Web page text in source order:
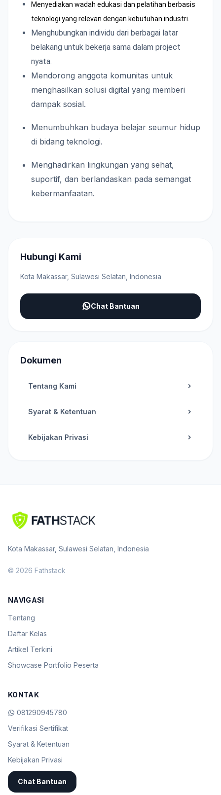
Menyediakan wadah edukasi dan pelatihan berbasis
teknologi yang relevan dengan kebutuhan industri.
Menghubungkan individu dari berbagai latar
belakang untuk bekerja sama dalam project
nyata.
Mendorong anggota komunitas untuk
menghasilkan solusi digital yang memberi
dampak sosial.
Menumbuhkan budaya belajar seumur hidup
di bidang teknologi.
Menghadirkan lingkungan yang sehat,
suportif, dan berlandaskan pada semangat
kebermanfaatan.
Hubungi Kami
Kota Makassar, Sulawesi Selatan, Indonesia
Chat Bantuan
Dokumen
Tentang Kami
Syarat & Ketentuan
Kebijakan Privasi
Kota Makassar, Sulawesi Selatan, Indonesia
© 2026 Fathstack
NAVIGASI
Tentang
Daftar Kelas
Artikel Terkini
Showcase Portfolio Peserta
KONTAK
081290945780
Verifikasi Sertifikat
Syarat & Ketentuan
Kebijakan Privasi
Chat Bantuan